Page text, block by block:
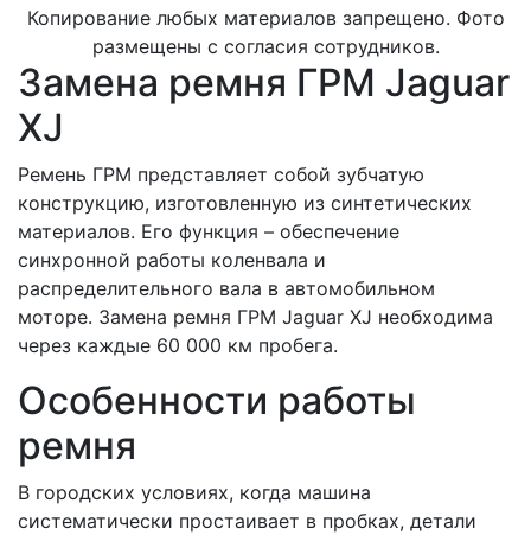
Копирование любых материалов запрещено. Фото
размещены с согласия сотрудников.
Замена ремня ГРМ Jaguar
XJ
Ремень ГРМ представляет собой зубчатую
конструкцию, изготовленную из синтетических
материалов. Его функция – обеспечение
синхронной работы коленвала и
распределительного вала в автомобильном
моторе. Замена ремня ГРМ Jaguar XJ необходима
через каждые 60 000 км пробега.
Особенности работы
ремня
В городских условиях, когда машина
систематически простаивает в пробках, детали